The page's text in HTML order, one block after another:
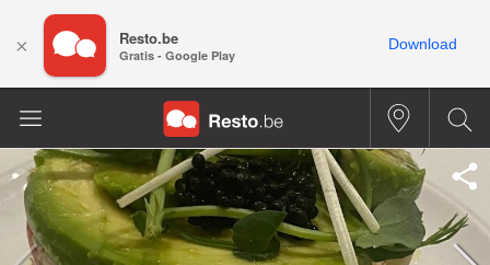
× Resto.be
Gratis - Google Play
Download